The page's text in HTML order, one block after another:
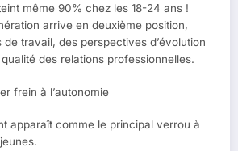
même 90% chez les 18-24 ans !
arrive en deuxième position,
travail, des perspectives d’évolution
des relations professionnelles.
frein à l’autonomie
apparaît comme le principal verrou à